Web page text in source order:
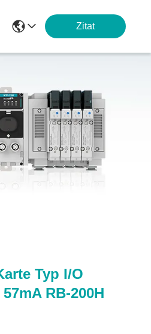
Zitat
Typ I/O
RB-200H